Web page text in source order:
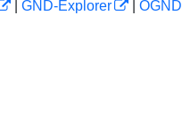
GND-Explorer OGND